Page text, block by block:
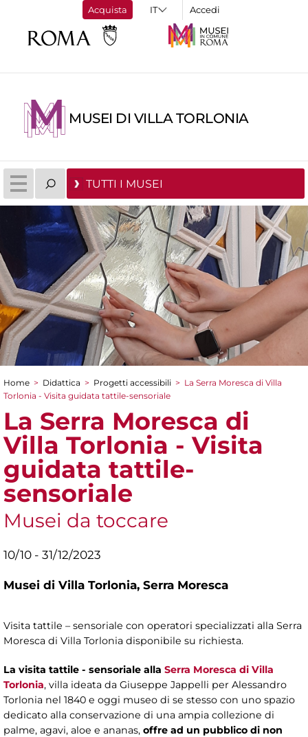
Acquista Accedi
MUSEI DI VILLA TORLONIA
TUTTI I MUSEI
Tu sei qui
Home > Didattica > Progetti accessibili > La Serra Moresca di Villa
Torlonia - Visita guidata tattile-sensoriale
La Serra Moresca di
Villa Torlonia - Visita
guidata tattile-
sensoriale
Musei da toccare
10/10 - 31/12/2023
Musei di Villa Torlonia, Serra Moresca
Visita tattile – sensoriale con operatori specializzati alla Serra
Moresca di Villa Torlonia disponibile su richiesta.
La visita tattile - sensoriale alla Serra Moresca di Villa
Torlonia, villa ideata da Giuseppe Jappelli per Alessandro
Torlonia nel 1840 e oggi museo di se stesso con uno spazio
dedicato alla conservazione di una ampia collezione di
palme, agavi, aloe e ananas, offre ad un pubblico di non